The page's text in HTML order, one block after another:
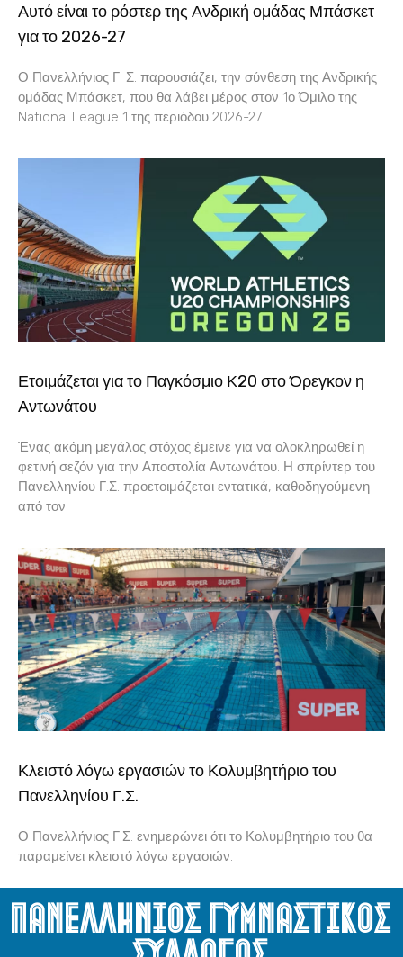
Αυτό είναι το ρόστερ της Ανδρική ομάδας Μπάσκετ
για το 2026-27
Ο Πανελλήνιος Γ. Σ. παρουσιάζει, την σύνθεση της Ανδρικής
ομάδας Μπάσκετ, που θα λάβει μέρος στον 1ο Όμιλο της
National League 1 της περιόδου 2026-27.
Ετοιμάζεται για το Παγκόσμιο Κ20 στο Όρεγκον η
Αντωνάτου
Ένας ακόμη μεγάλος στόχος έμεινε για να ολοκληρωθεί η
φετινή σεζόν για την Αποστολία Αντωνάτου. Η σπρίντερ του
Πανελληνίου Γ.Σ. προετοιμάζεται εντατικά, καθοδηγούμενη
από τον
Κλειστό λόγω εργασιών το Κολυμβητήριο του
Πανελληνίου Γ.Σ.
Ο Πανελλήνιος Γ.Σ. ενημερώνει ότι το Κολυμβητήριο του θα
παραμείνει κλειστό λόγω εργασιών.
Πανελληνιος Γυμναστικος